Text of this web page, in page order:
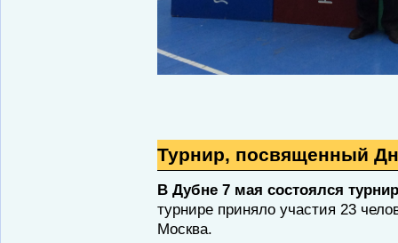
Турнир, посвященный
В Дубне 7 мая состоялся
турнире приняло участия 23
Москва.